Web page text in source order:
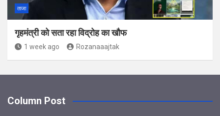
ताजा
गृहमंत्री को सता रहा विद्रोह का खौफ
1 week ago Rozanaaajtak
Column Post